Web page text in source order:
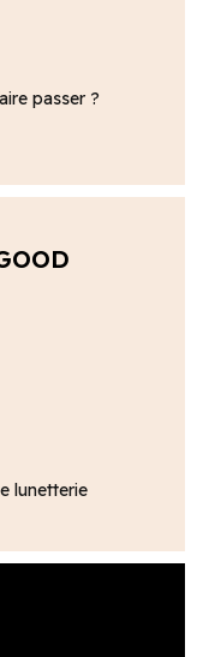
passer ?
lunetterie